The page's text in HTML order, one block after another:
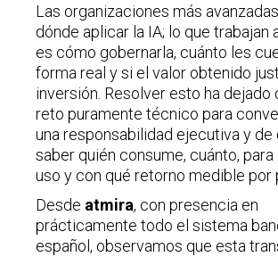
Las organizaciones más
dónde aplicar la IA; lo que trabajan
es cómo gobernarla, cuánto les
forma real y si el valor obtenido
inversión. Resolver esto ha dejado
reto puramente técnico para
una responsabilidad ejecutiva y de
saber quién consume, cuánto,
uso y con qué retorno medible por
Desde atmira, con presencia en
prácticamente todo el sistema
español, observamos que esta